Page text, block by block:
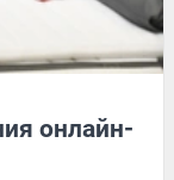
онлайн-